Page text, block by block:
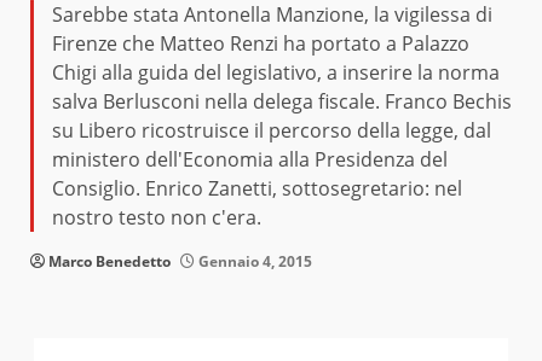
Sarebbe stata Antonella Manzione, la vigilessa di
Firenze che Matteo Renzi ha portato a Palazzo
Chigi alla guida del legislativo, a inserire la norma
salva Berlusconi nella delega fiscale. Franco Bechis
su Libero ricostruisce il percorso della legge, dal
ministero dell'Economia alla Presidenza del
Consiglio. Enrico Zanetti, sottosegretario: nel
nostro testo non c'era.
Marco Benedetto Gennaio 4, 2015